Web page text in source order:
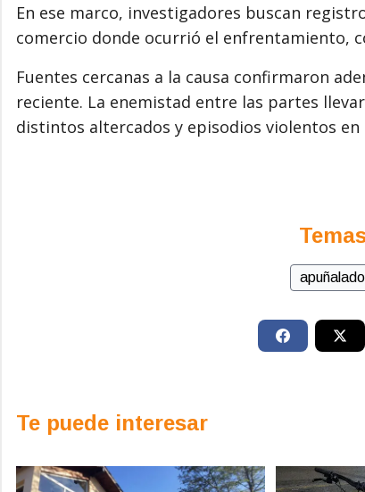
En ese marco, investigadores buscan
comercio donde ocurrió el enfrentamiento,
Fuentes cercanas a la causa confirmaron
reciente. La enemistad entre las partes
distintos altercados y episodios violentos en
Te puede interesar